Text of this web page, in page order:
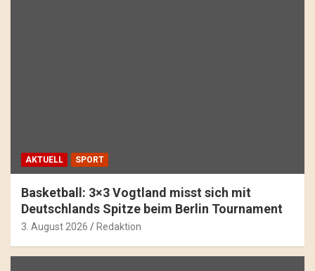
AKTUELL SPORT
Basketball: 3×3 Vogtland misst sich mit
Deutschlands Spitze beim Berlin Tournament
3. August 2026 Redaktion